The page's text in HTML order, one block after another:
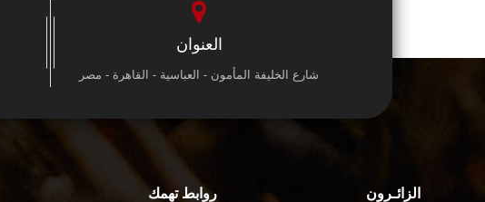
العنوان
شارع الخليفة المأمون - العباسية - القاهرة - مصر
الزائـرون روابط تهمك